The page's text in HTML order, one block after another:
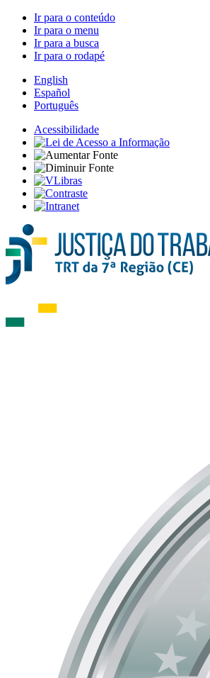
Ir para o conteúdo
Ir para o menu
Ir para a busca
Ir para o rodapé
English
Español
Português
Acessibilidade